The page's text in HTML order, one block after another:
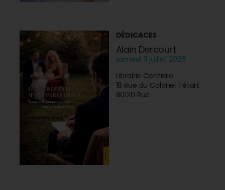
DÉDICACES
Alain Dercourt
samedi 11 juillet 2026
Librairie Centrale
18 Rue du Colonel Tétart
80120 Rue